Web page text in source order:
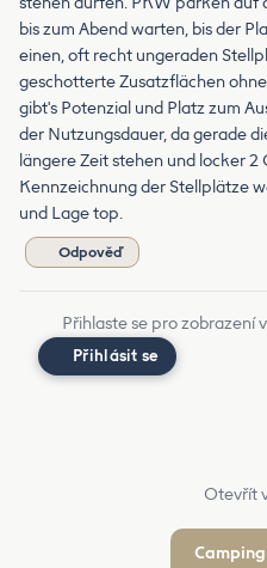
bis zum Abend warten, bis der
einen, oft recht ungeraden
geschotterte Zusatzflächen
gibt's Potenzial und Platz zum
der Nutzungsdauer, da gerade
längere Zeit stehen und locker
Kennzeichnung der Stellplätze
und Lage top.
Odpověď
Přihlaste se pro zobrazení
Přihlásit se
Otevřít